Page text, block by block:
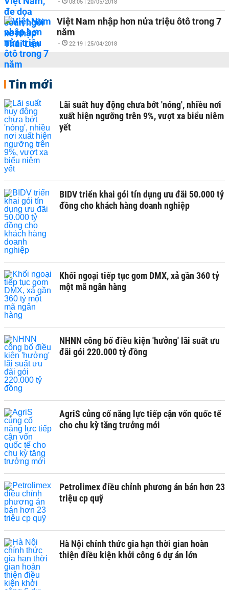
08:05 | 20/05/2018
Việt Nam nhập hơn nửa triệu ôtô trong 7
năm
- 22:19 | 25/04/2018
Tin mới
Lãi suất huy động chưa bớt 'nóng', nhiều nơi
xuất hiện ngưỡng trên 9%, vượt xa biểu niêm
yết
BIDV triển khai gói tín dụng ưu đãi 50.000 tỷ
đồng cho khách hàng doanh nghiệp
Khối ngoại tiếp tục gom DMX, xả gần 360 tỷ
một mã ngân hàng
NHNN công bố điều kiện 'hưởng' lãi suất ưu
đãi gói 220.000 tỷ đồng
AgriS củng cố năng lực tiếp cận vốn quốc tế
cho chu kỳ tăng trưởng mới
Petrolimex điều chỉnh phương án bán hơn 23
triệu cp quỹ
Hà Nội chính thức gia hạn thời gian hoàn
thiện điều kiện khởi công 6 dự án lớn